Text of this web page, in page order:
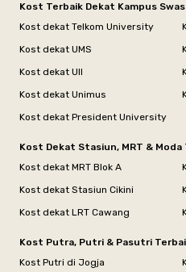
Kost Terbaik Dekat Kampus
Kost dekat Telkom University
Kost dekat UMS
Kost dekat UII
Kost dekat Unimus
Kost dekat President University
Kost Dekat Stasiun, MRT &
Kost dekat MRT Blok A
Kost dekat Stasiun Cikini
Kost dekat LRT Cawang
Kost Putra, Putri & Pasutri
Kost Putri di Jogja